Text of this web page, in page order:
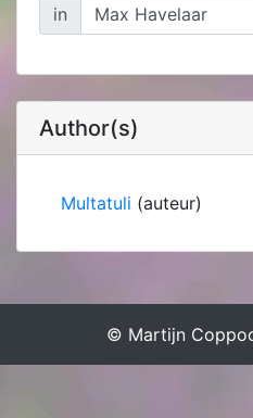
in
Author(s)
Multatuli (auteur)
© Martijn